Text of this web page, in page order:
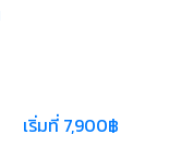
เริ่มที่ 7,900฿